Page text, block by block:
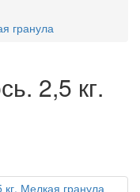
гранула
2,5 кг.